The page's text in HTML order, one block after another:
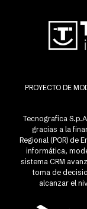
PROYECTO DE
Tecnografica
gracias a la
Regional (POR) de
informática,
sistema CRM
toma de
alcanzar el